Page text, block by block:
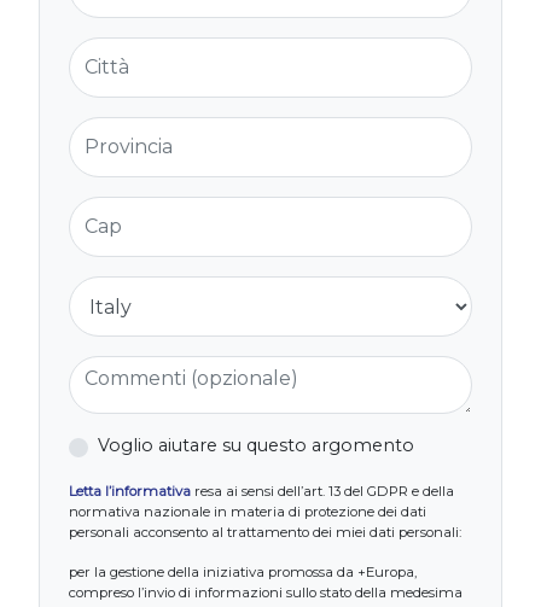
Città
Provincia
Cap
Nazione
Commenti (opzionale)
Voglio aiutare su questo argomento
Letta l’informativa resa ai sensi dell’art. 13 del GDPR e della
normativa nazionale in materia di protezione dei dati
personali acconsento al trattamento dei miei dati personali:
per la gestione della iniziativa promossa da +Europa,
compreso l’invio di informazioni sullo stato della medesima